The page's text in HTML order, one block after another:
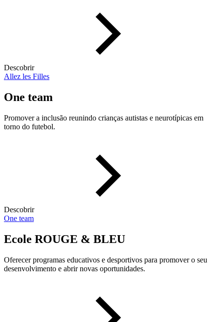
Descobrir
Allez les Filles
One team
Promover a inclusão reunindo crianças autistas e neurotípicas em
torno do futebol.
Descobrir
One team
Ecole ROUGE & BLEU
Oferecer programas educativos e desportivos para promover o seu
desenvolvimento e abrir novas oportunidades.